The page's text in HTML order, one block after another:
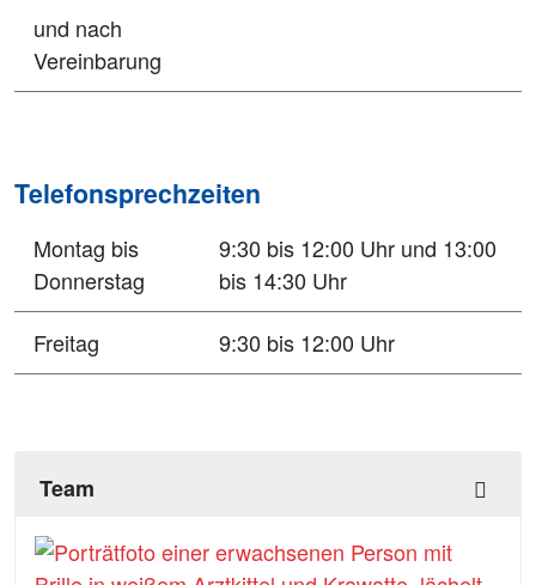
und nach
Vereinbarung
Telefonsprechzeiten
Montag bis
Donnerstag
9:30 bis 12:00 Uhr und 13:00
bis 14:30 Uhr
Freitag
9:30 bis 12:00 Uhr
Team